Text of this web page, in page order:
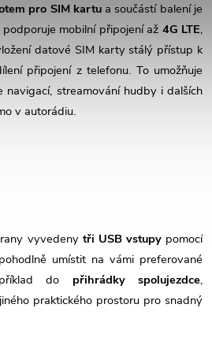
pro SIM kartua součástí balení je
podporuje mobilní připojení až 4G LTE,
datové SIM karty stálý přístup k
připojení z telefonu. To umožňuje
navigací, streamování hudby i dalších
v autorádiu.
vyvedeny tři USB vstupypomocí
umístit na vámi preferované
do přihrádky spolujezdce,
praktického prostoru pro snadný